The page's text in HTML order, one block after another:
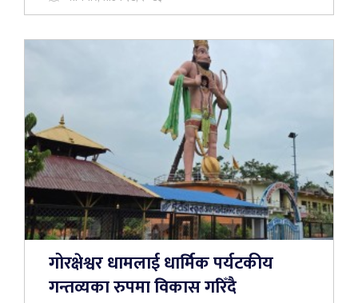
गोरक्षेश्वर धामलाई धार्मिक पर्यटकीय
गन्तव्यका रुपमा विकास गरिँदै